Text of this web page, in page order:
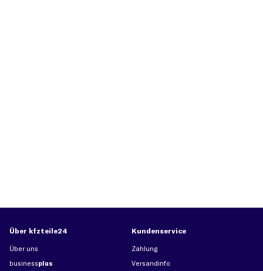
Über kfzteile24
Über uns
businessplus
Kundenservice
Zahlung
Versandinfo